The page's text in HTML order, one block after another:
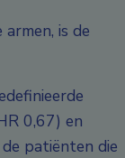
is de
0,67) en
patiënten die